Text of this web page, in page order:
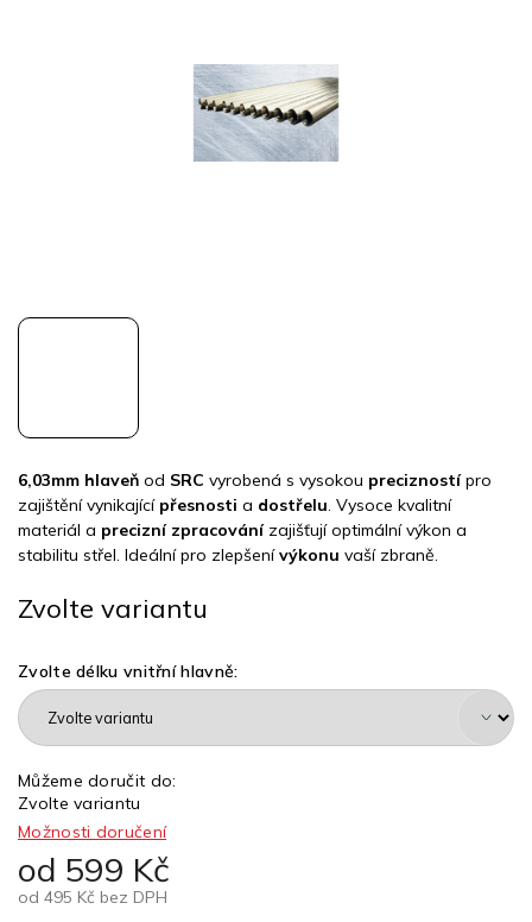
od 599 Kč
od 495 Kč bez DPH
Zvolte variantu
Zvolte délku vnitřní hlavně:
Můžeme doručit do:
Zvolte variantu
Možnosti doručení
6,03mm hlaveň od SRC vyrobená s vysokou preciznostípro
zajištění vynikající přesnosti a dostřelu . Vysoce kvalitní
materiál a precizní zpracovánízajišťují optimální výkon a
stabilitu střel. Ideální pro zlepšenívýkonu vaší zbraně.